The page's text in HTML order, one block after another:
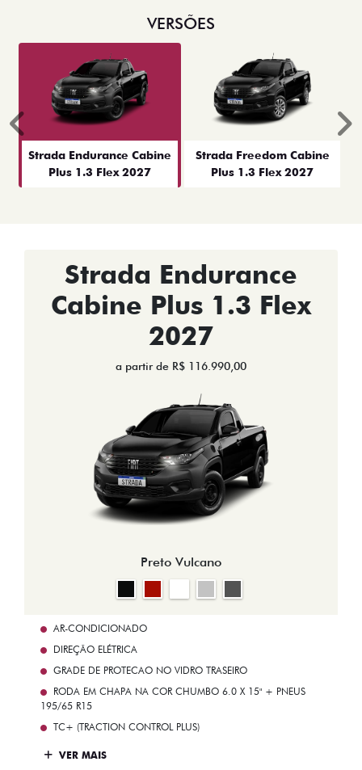
VERSÕES
Strada Endurance Cabine
Plus 1.3 Flex 2027
Strada Freedom Cabine
Plus 1.3 Flex 2027
Anterior
Strada Endurance
Cabine Plus 1.3 Flex
2027
a partir de R$ 116.990,00
Preto Vulcano
AR-CONDICIONADO
DIREÇÃO ELÉTRICA
GRADE DE PROTECAO NO VIDRO TRASEIRO
RODA EM CHAPA NA COR CHUMBO 6.0 X 15" + PNEUS
195/65 R15
TC+ (TRACTION CONTROL PLUS)
VER MAIS